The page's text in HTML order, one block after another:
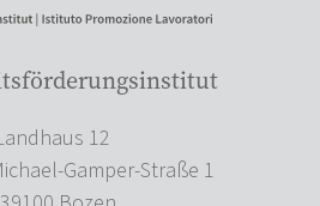
12
Gamper-Straße 1